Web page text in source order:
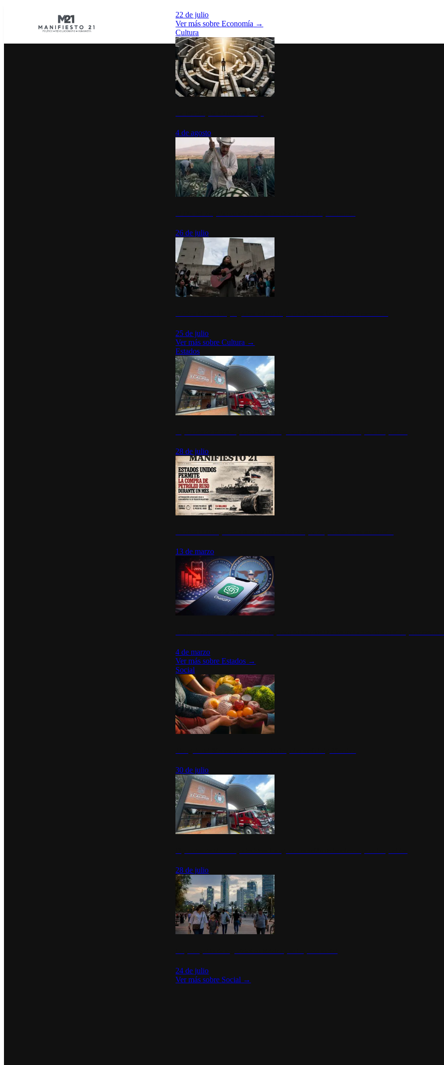
22 de julio
Ver más sobreEconomía →
Cultura
4 de agosto
26 de julio
25 de julio
Ver más sobreCultura →
Estados
28 de julio
13 de marzo
4 de marzo
Ver más sobreEstados →
Social
30 de julio
28 de julio
24 de julio
Ver más sobre Social →